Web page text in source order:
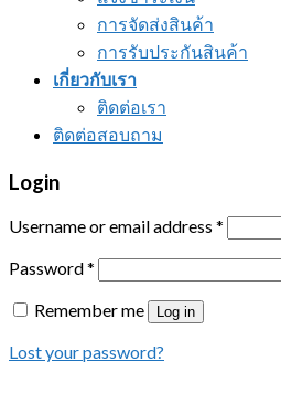
การจัดส่งสินค้า
การรับประกันสินค้า
เกี่ยวกับเรา
ติดต่อเรา
ติดต่อสอบถาม
Login
Username or email address *
Password*
Remember me
Log in
Lost your password?